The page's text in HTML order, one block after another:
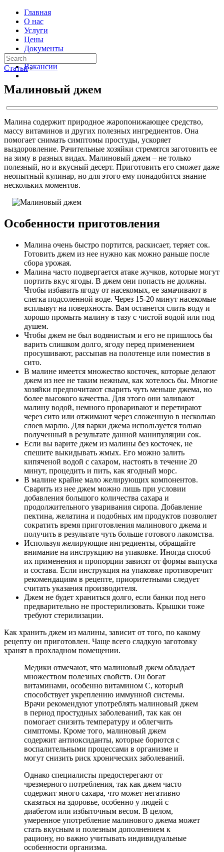
Главная
О нас
Услуги
Цены
Документы
Контакты
Вакансии
Статьи ›
Малиновый джем
Малина содержит природное жаропонижающее средство,
массу витаминов и других полезных ингредиентов. Она
помогает снимать симптомы простуды, ускоряет
выздоровление. Рачительные хозяйки стремятся заготовить ее
на зиму в разных видах. Малиновый джем – не только
полезный, но и вкусный десерт. Приготовить его сможет даже
неопытный кулинар, но для этого ему понадобится знание
нескольких моментов.
Особенности приготовления
Малина очень быстро портится, раскисает, теряет сок.
Готовить джем из нее нужно как можно раньше после
сбора урожая.
Малина часто подвергается атаке жучков, которые могут
портить вкус ягоды. В джем они попасть не должны.
Чтобы избавить ягоду от насекомых, ее замачивают в
слегка подсоленной воде. Через 15-20 минут насекомые
всплывут на поверхность. Вам останется слить воду и
хорошо промыть малину в тазу с чистой водой или под
душем.
Чтобы джем не был водянистым и его не пришлось бы
варить слишком долго, ягоду перед применением
просушивают, рассыпав на полотенце или поместив в
сито.
В малине имеется множество косточек, которые делают
джем из нее не таким нежным, как хотелось бы. Многие
хозяйки предпочитают сварить чуть меньше джема, но
более высокого качества. Для этого они заливают
малину водой, немного проваривают и перетирают
через сито или отжимают через сложенную в несколько
слоев марлю. Для варки джема используется только
полученный в результате данной манипуляции сок.
Если вы варите джем из малины без косточек, не
спешите выкидывать жмых. Его можно залить
кипяченой водой с сахаром, настоять в течение 20
минут, процедить и пить, как ягодный морс.
В малине крайне мало желирующих компонентов.
Сварить из нее джем можно лишь при условии
добавления большого количества сахара и
продолжительного уваривания сиропа. Добавление
пектина, желатина и подобных им продуктов позволяет
сократить время приготовления малинового джема и
получить в результате чуть больше готового лакомства.
Используя желирующие ингредиенты, обращайте
внимание на инструкцию на упаковке. Иногда способ
их применения и пропорции зависят от формы выпуска
и состава. Если инструкция на упаковке противоречит
рекомендациям в рецепте, приоритетными следует
считать указания производителя.
Джем не будет храниться долго, если банки под него
предварительно не простерилизовать. Крышки тоже
требуют стерилизации.
Как хранить джем из малины, зависит от того, по какому
рецепту он приготовлен. Чаще всего сладкую заготовку
хранят в прохладном помещении.
Медики отмечают, что малиновый джем обладает
множеством полезных свойств. Он богат
витаминами, особенно витамином C, который
способствует укреплению иммунной системы.
Врачи рекомендуют употреблять малиновый джем
в период простудных заболеваний, так как он
помогает снизить температуру и облегчить
симптомы. Кроме того, малиновый джем
содержит антиоксиданты, которые борются с
воспалительными процессами в организме и
могут снизить риск хронических заболеваний.
Однако специалисты предостерегают от
чрезмерного потребления, так как джем часто
содержит много сахара, что может негативно
сказаться на здоровье, особенно у людей с
диабетом или избыточным весом. В целом,
умеренное употребление малинового джема может
стать вкусным и полезным дополнением к
рациону, но важно учитывать индивидуальные
особенности организма.